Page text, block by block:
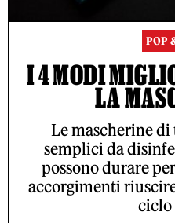
POP
I 4 MODI
LA
Le mascherine di
semplici da
possono durare
accorgimenti
ciclo